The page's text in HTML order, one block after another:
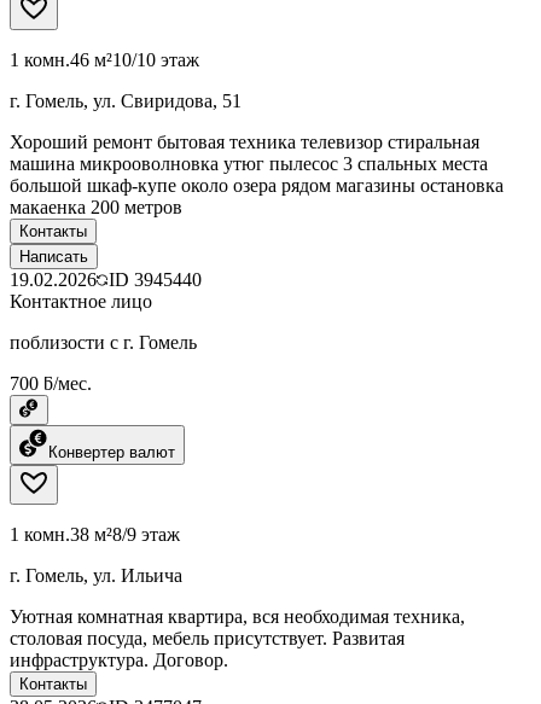
1 комн.46 м²10/10 этаж
г. Гомель, ул. Свиридова, 51
Хороший ремонт бытовая техника телевизор стиральная
машина микрооволновка утюг пылесос 3 спальных места
большой шкаф-купе около озера рядом магазины остановка
макаенка 200 метров
Контакты
Написать
19.02.2026 ID 3945440
Контактное лицо
поблизости с г. Гомель
700 ƃ/мес.
Конвертер валют
1 комн.38 м²8/9 этаж
г. Гомель, ул. Ильича
Уютная комнатная квартира, вся необходимая техника,
столовая посуда, мебель присутствует. Развитая
инфраструктура. Договор.
Контакты